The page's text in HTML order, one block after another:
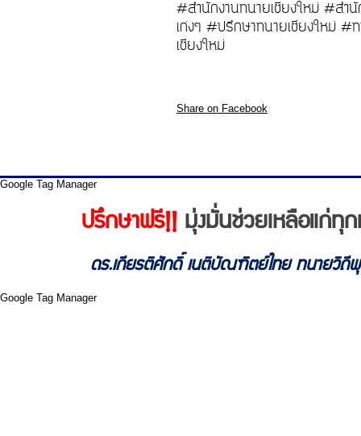
#สำนักงานทนายเชียงใหม่ #สำ
เก่งๆ #ปรึกษาทนายเชียงใหม่ #
เชียงใหม่
Share on Facebook
Google Tag Manager
ปรึกษาฟรี!! มุ่งมั่นช่วยเหลือแก่ทุ
ดร.เกียรติศักดิ์ เนติบัณฑิตย์ไทย ทนายวิถีพุ
Google Tag Manager